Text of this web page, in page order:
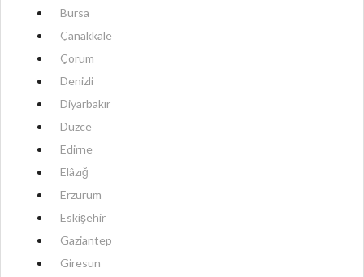
Bursa
Çanakkale
Çorum
Denizli
Diyarbakır
Düzce
Edirne
Elâzığ
Erzurum
Eskişehir
Gaziantep
Giresun